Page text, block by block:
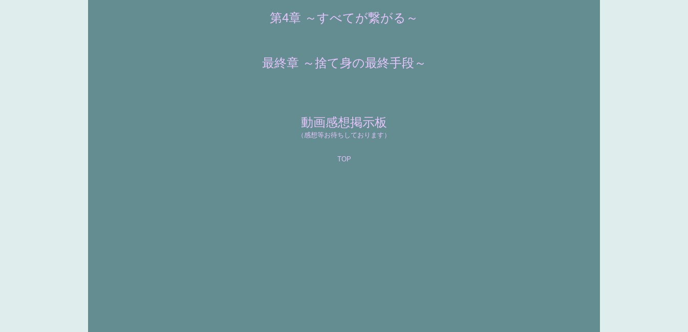
第4章 ～すべてが繋がる～
最終章 ～捨て身の最終手段～
動画感想掲示板
（感想等お待ちしております）
TOP